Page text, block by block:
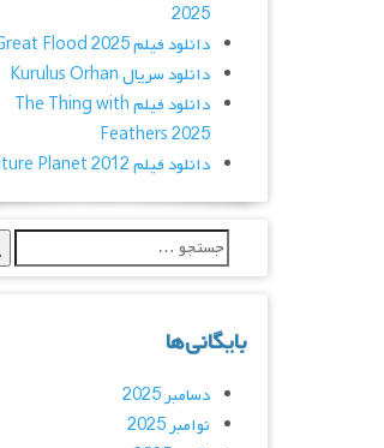
2025
دانلود فیلم The Great Flood 2025
دانلود سریال Kurulus Orhan
دانلود فیلم The Thing with
Feathers 2025
دانلود فیلم Adventure Planet 2012
بایگانی‌ها
دسامبر 2025
نوامبر 2025